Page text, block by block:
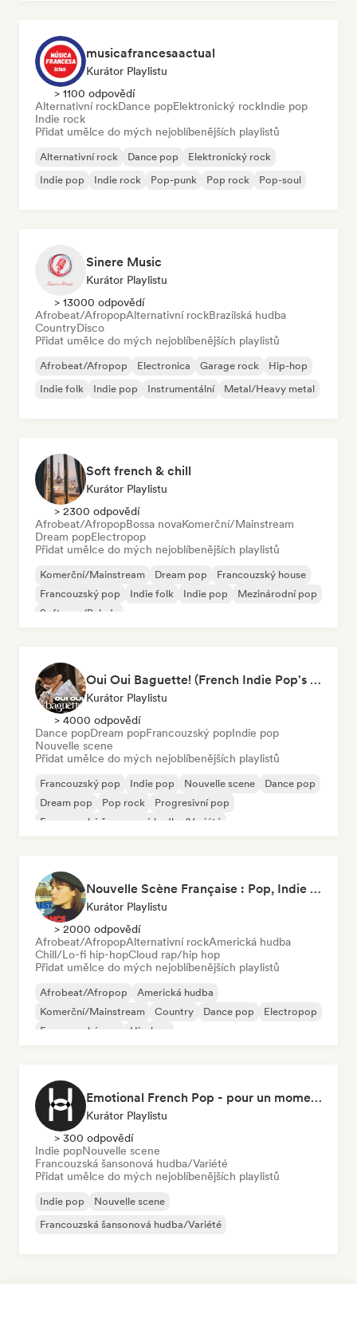
musicafrancesaactual
Kurátor Playlistu
> 1100 odpovědí
Alternativní rockDance popElektronický rockIndie pop
Indie rock
Přidat umělce do mých nejoblíbenějších playlistů
Alternativní rock Dance pop
Elektronický rock
Indie pop
Indie rock Pop-punk Pop rock Pop-soul
Sinere Music
Kurátor Playlistu
> 13000 odpovědí
Afrobeat/AfropopAlternativní rockBrazilská hudba
CountryDisco
Přidat umělce do mých nejoblíbenějších playlistů
Afrobeat/Afropop Electronica Garage rock
Hip-hop
Indie folk
Indie pop Instrumentální Metal/Heavy metal
Soft french & chill
Kurátor Playlistu
> 2300 odpovědí
Afrobeat/AfropopBossa novaKomerční/Mainstream
Dream popElectropop
Přidat umělce do mých nejoblíbenějších playlistů
Komerční/Mainstream Dream pop
Francouzský house
Francouzský pop
Indie folk Indie pop
Mezinárodní pop
Soft pop/Balada
Oui Oui Baguette! (French Indie Pop's Finest)
Kurátor Playlistu
> 4000 odpovědí
Dance popDream popFrancouzský popIndie pop
Nouvelle scene
Přidat umělce do mých nejoblíbenějších playlistů
Francouzský pop Indie pop Nouvelle scene
Dance pop
Dream pop
Pop rock
Progresivní pop
Francouzská šansonová hudba/Variété
Nouvelle Scène Française : Pop, Indie & Chanson Émergente
Kurátor Playlistu
> 2000 odpovědí
Afrobeat/AfropopAlternativní rockAmerická hudba
Chill/Lo-fi hip-hopCloud rap/hip hop
Přidat umělce do mých nejoblíbenějších playlistů
Afrobeat/Afropop
Americká hudba
Komerční/Mainstream
Country Dance pop
Electropop
Francouzský pop
Hip-hop
Emotional French Pop - pour un moment tranquille
Kurátor Playlistu
> 300 odpovědí
Indie popNouvelle scene
Francouzská šansonová hudba/Variété
Přidat umělce do mých nejoblíbenějších playlistů
Indie pop
Nouvelle scene
Francouzská šansonová hudba/Variété